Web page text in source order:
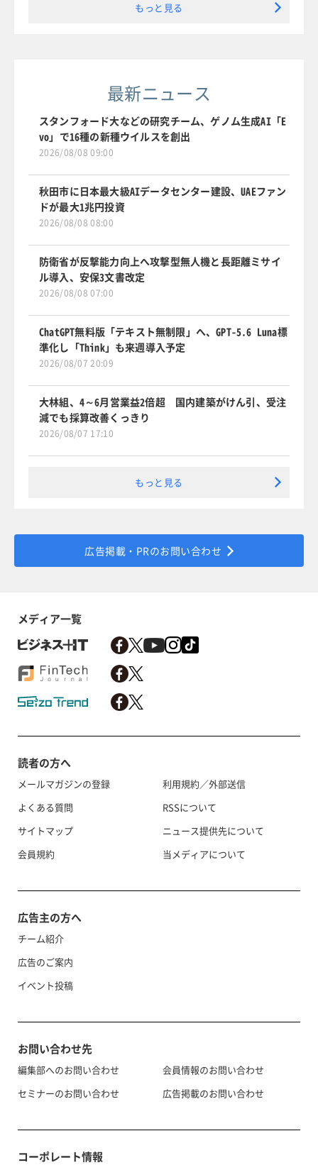
もっと見る
最新ニュース
スタンフォード大などの研究チーム、ゲノム生成AI「E
vo」で16種の新種ウイルスを創出
2026/08/08 09:00
秋田市に日本最大級AIデータセンター建設、UAEファン
ドが最大1兆円投資
2026/08/08 08:00
防衛省が反撃能力向上へ攻撃型無人機と長距離ミサイ
ル導入、安保3文書改定
2026/08/08 07:00
ChatGPT無料版「テキスト無制限」へ、GPT-5.6 Luna標
準化し「Think」も来週導入予定
2026/08/07 20:09
大林組、4～6月営業益2倍超 国内建築がけん引、受注
減でも採算改善くっきり
2026/08/07 17:10
もっと見る
広告掲載・PRのお問い合わせ
メディア一覧
読者の方へ
メールマガジンの登録
よくある質問
サイトマップ
会員規約
利用規約／外部送信
RSSについて
ニュース提供先について
当メディアについて
広告主の方へ
チーム紹介
広告のご案内
イベント投稿
お問い合わせ先
編集部へのお問い合わせ
セミナーのお問い合わせ
会員情報のお問い合わせ
広告掲載のお問い合わせ
コーポレート情報